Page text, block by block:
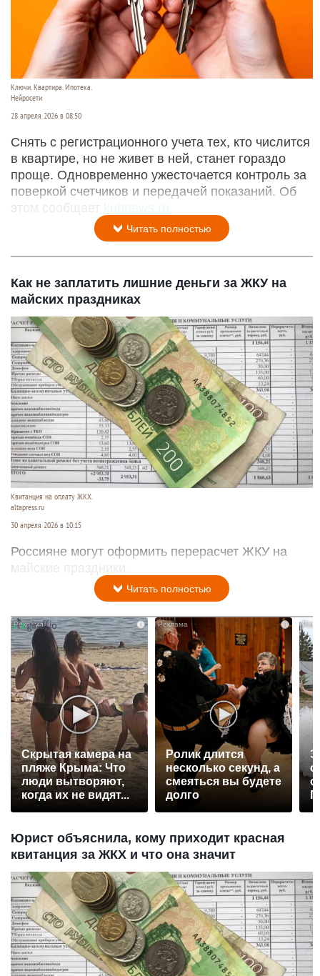
Ключи. Квартира. Ипотека.
Нейросети
28 апреля 2026 в 08:50
Снять с регистрационного учета тех, кто числится
в квартире, но не живет в ней, станет гораздо
проще. Одновременно ужесточается контроль за
поверкой счетчиков и передачей показаний. Об
этом сообщает
Читать полностью
Как не заплатить лишние деньги за ЖКУ на
майских праздниках
Квитанция на оплату ЖКХ.
altapress.ru
30 апреля 2026 в 10:15
Россияне могут оформить перерасчет ЖКУ на
майские праздники.
Читать полностью
i
Скрытая камера на
пляже Крыма: Что
люди вытворяют,
когда их не видят...
Ролик длится
несколько секунд, а
смеяться вы будете
долго
Юрист объяснила, кому приходит красная
квитанция за ЖКХ и что она значит